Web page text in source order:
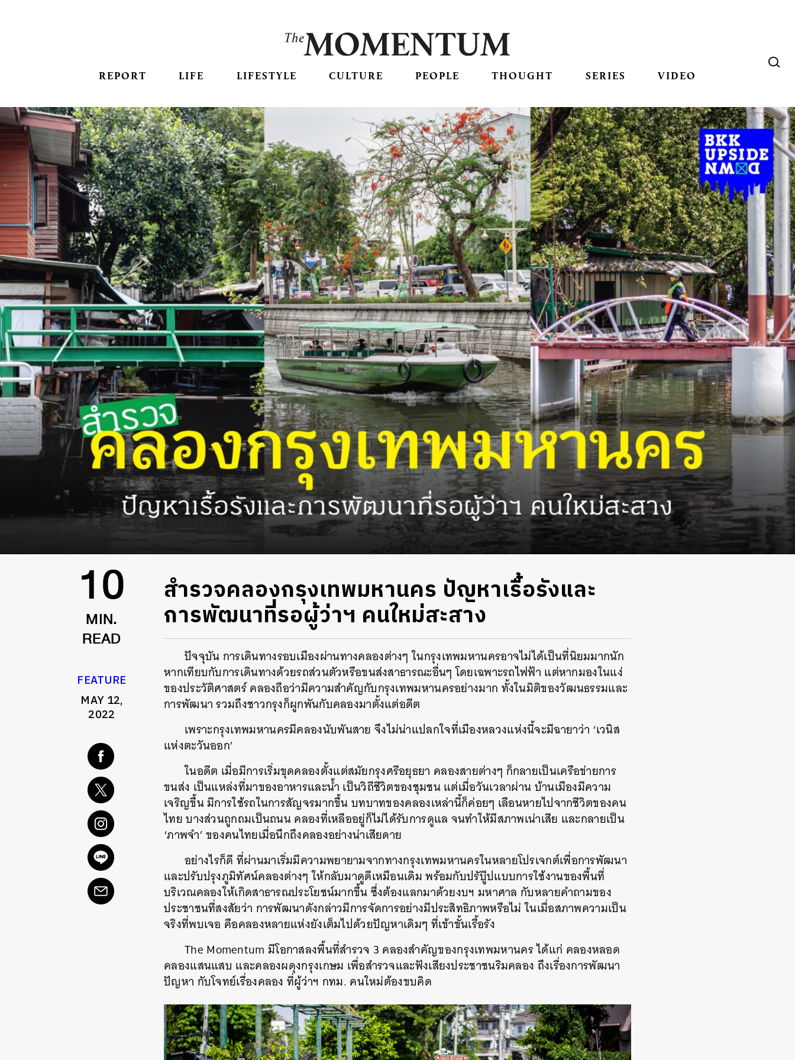
REPORT LIFE LIFESTYLE CULTURE PEOPLE THOUGHT SERIES VIDEO
10
MIN.
READ
FEATURE
MAY 12,
2022
สำรวจคลองกรุงเทพมหานคร ปัญหาเรื้อรังและ
การพัฒนาที่รอผู้ว่าฯ คนใหม่สะสาง
ปัจจุบัน การเดินทางรอบเมืองผ่านทางคลองต่างๆ ในกรุงเทพมหานครอาจไม่ได้เป็นที่นิยมมากนัก
หากเทียบกับการเดินทางด้วยรถส่วนตัวหรือขนส่งสาธารณะอื่นๆ โดยเฉพาะรถไฟฟ้า แต่หากมองในแง่
ของประวัติศาสตร์ คลองถือว่ามีความสำคัญกับกรุงเทพมหานครอย่างมาก ทั้งในมิติของวัฒนธรรมและ
การพัฒนา รวมถึงชาวกรุงก็ผูกพันกับคลองมาตั้งแต่อดีต
เพราะกรุงเทพมหานครมีคลองนับพันสาย จึงไม่น่าแปลกใจที่เมืองหลวงแห่งนี้จะมีฉายาว่า ‘เวนิส
แห่งตะวันออก’
ในอดีต เมื่อมีการเริ่มขุดคลองตั้งแต่สมัยกรุงศรีอยุธยา คลองสายต่างๆ ก็กลายเป็นเครือข่ายการ
ขนส่ง เป็นแหล่งที่มาของอาหารและน้ำ เป็นวิถีชีวิตของชุมชน แต่เมื่อวันเวลาผ่าน บ้านเมืองมีความ
เจริญขึ้น มีการใช้รถในการสัญจรมากขึ้น บทบาทของคลองเหล่านี้ก็ค่อยๆ เลือนหายไปจากชีวิตของคน
ไทย บางส่วนถูกถมเป็นถนน คลองที่เหลืออยู่ก็ไม่ได้รับการดูแล จนทำให้มีสภาพเน่าเสีย และกลายเป็น
‘ภาพจำ’ ของคนไทยเมื่อนึกถึงคลองอย่างน่าเสียดาย
อย่างไรก็ดี ที่ผ่านมาเริ่มมีความพยายามจากทางกรุงเทพมหานครในหลายโปรเจกต์เพื่อการพัฒนา
และปรับปรุงภูมิทัศน์คลองต่างๆ ให้กลับมาดูดีเหมือนเดิม พร้อมกับปรับีูปแบบการใช้งานของพื้นที่
บริเวณคลองให้เกิดสาธารณประโยชน์มากขึ้น ซึ่งต้องแลกมาด้วยงบฯ มหาศาล กับหลายคำถามของ
ประชาชนที่สงสัยว่า การพัฒนาดังกล่าวมีการจัดการอย่างมีประสิทธิภาพหรือไม่ ในเมื่อสภาพความเป็น
จริงที่พบเจอ คือคลองหลายแห่งยังเต็มไปด้วยปัญหาเดิมๆ ที่เข้าขั้นเรื้อรัง
The Momentum มีโอกาสลงพื้นที่สำรวจ 3 คลองสำคัญของกรุงเทพมหานคร ได้แก่ คลองหลอด
คลองแสนแสบ และคลองผดุงกรุงเกษม เพื่อสำรวจและฟังเสียงประชาชนริมคลอง ถึงเรื่องการพัฒนา
ปัญหา กับโจทย์เรื่องคลอง ที่ผู้ว่าฯ กทม. คนใหม่ต้องขบคิด